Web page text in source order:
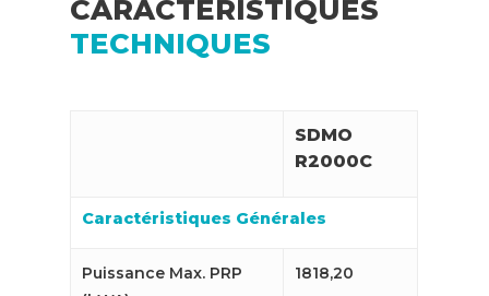
CARACTÉRISTIQUES
TECHNIQUES
SDMO
R2000C
Caractéristiques Générales
Puissance Max. PRP
1818,20